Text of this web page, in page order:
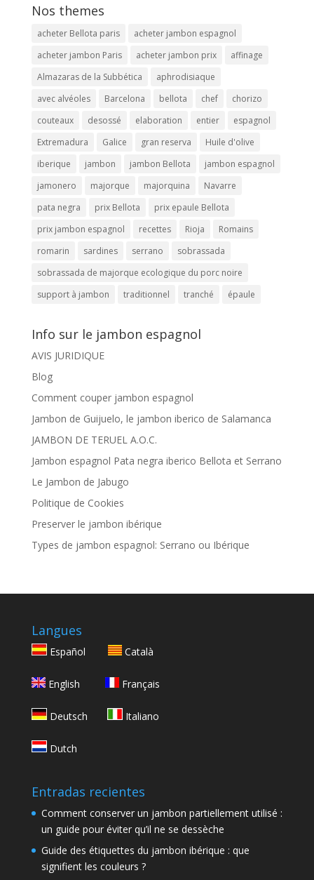
Nos themes
acheter Bellota paris
acheter jambon espagnol
acheter jambon Paris
acheter jambon prix
affinage
Almazaras de la Subbética
aphrodisiaque
avec alvéoles
Barcelona bellota chef
chorizo
couteaux
desossé elaboration entier
espagnol
Extremadura
Galice gran reserva
Huile d'olive
iberique
jambon jambon Bellota
jambon espagnol
jamonero
majorque majorquina
Navarre
pata negra
prix Bellota
prix epaule Bellota
prix jambon espagnol
recettes Rioja
Romains
romarin
sardines serrano
sobrassada
sobrassada de majorque ecologique du porc noire
support à jambon
traditionnel tranché épaule
Info sur le jambon espagnol
AVIS JURIDIQUE
Blog
Comment couper jambon espagnol
Jambon de Guijuelo, le jambon iberico de Salamanca
JAMBON DE TERUEL A.O.C.
Jambon espagnol Pata negra iberico Bellota et Serrano
Le Jambon de Jabugo
Politique de Cookies
Preserver le jambon ibérique
Types de jambon espagnol: Serrano ou Ibérique
Langues
Español Català
English Français
Deutsch Italiano
Dutch
Entradas recientes
Comment conserver un jambon partiellement utilisé :
un guide pour éviter qu’il ne se dessèche
Guide des étiquettes du jambon ibérique : que
signifient les couleurs ?